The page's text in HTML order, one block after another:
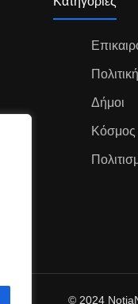
Πολιτική
Δήμοι
Κόσμος
© 2024